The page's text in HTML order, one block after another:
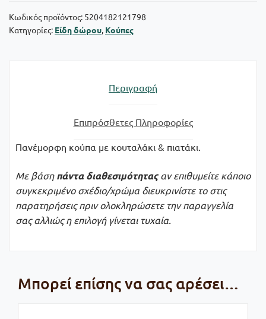
Κωδικός προϊόντος: 5204182121798
Κατηγορίες: Είδη δώρου Κούπες
Περιγραφή
Επιπρόσθετες Πληροφορίες
Πανέμορφη κούπα με κουταλάκι & πιατάκι.
Με βάση πάντα διαθεσιμότηταςαν επιθυμείτε κάποιο
συγκεκριμένο σχέδιο/χρώμα διευκρινίστε το στις
παρατηρήσεις πριν ολοκληρώσετε την παραγγελία
σας αλλιώς η επιλογή γίνεται τυχαία.
Μπορεί επίσης να σας αρέσει…